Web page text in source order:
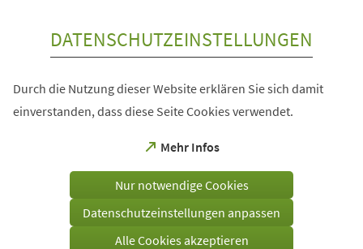
DATENSCHUTZEINSTELLUNGEN
Durch die Nutzung dieser Website erklären Sie sich damit
einverstanden, dass diese Seite Cookies verwendet.
Mehr Infos
(Öffnet
einem
Tab)
Nur notwendige Cookies
Datenschutzeinstellungen anpassen
Alle Cookies akzeptieren